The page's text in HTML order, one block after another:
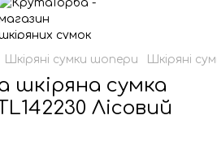
Шкіряні сумки шопери Шкіряні
шкіряна сумка
Лісовий